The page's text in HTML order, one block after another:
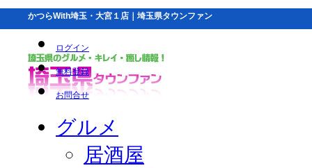
かつらWith埼玉・大宮１店｜埼玉県タウンファン
ログイン
無料登録
お問合せ
グルメ
居酒屋